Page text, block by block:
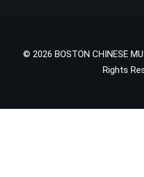
© 2026 BOSTON CHINESE
Rights